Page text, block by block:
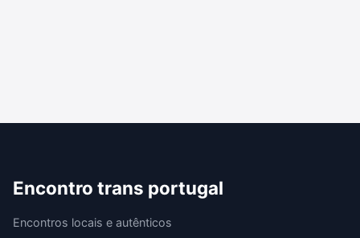
Encontro trans portugal
Encontros locais e autênticos